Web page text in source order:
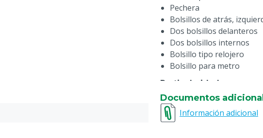
Pechera
Bolsillos de atrás,
Dos bolsillos delanteros
Dos bolsillos internos
Bolsillo tipo relojero
Bolsillo para metro
Particularidades
Tallas 1 = 40-42 = XS
Tallas 2 = 44-46 = S (small)
Tallas 3 = 48-50 = M
Documentos
Información adicional